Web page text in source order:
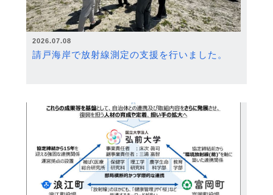
2026.07.08
請戸海岸で放射線測定の支援を行いました。